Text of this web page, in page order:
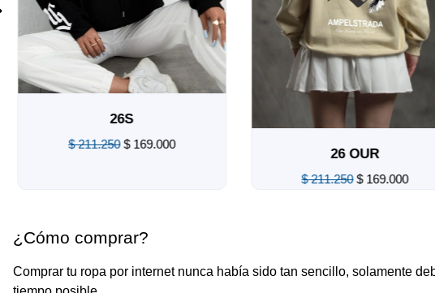
26S
211.250 $169.000
26 OUR
211.250 $169.000
¿Cómo comprar?
Comprar tu ropa por internet nunca había sido tan sencillo, solamente